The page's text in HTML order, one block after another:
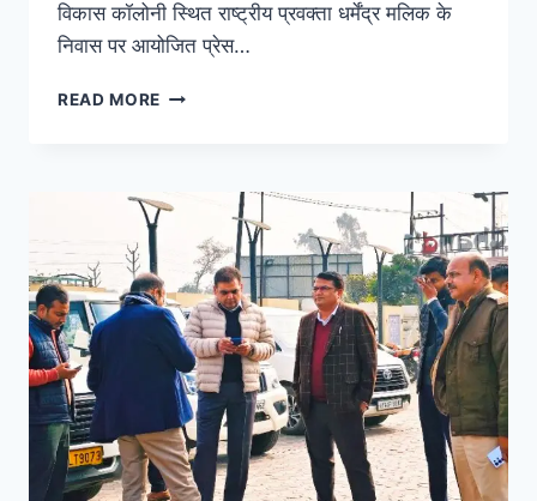
विकास कॉलोनी स्थित राष्ट्रीय प्रवक्ता धर्मेंद्र मलिक के
निवास पर आयोजित प्रेस…
READ MORE